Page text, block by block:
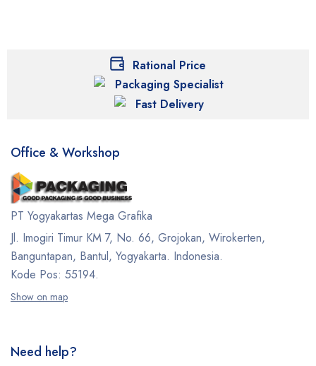
Rational Price
Packaging Specialist
Fast Delivery
Office & Workshop
PT Yogyakartas Mega Grafika
Jl. Imogiri Timur KM 7, No. 66, Grojokan, Wirokerten,
Banguntapan, Bantul, Yogyakarta. Indonesia.
Kode Pos: 55194.
Show on map
Need help?